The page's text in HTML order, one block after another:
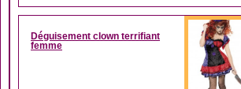
Déguisement clown terrifiant
femme